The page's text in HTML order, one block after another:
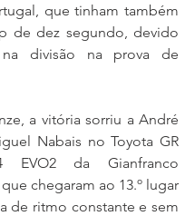
que tinham também
de dez segundo, devido
divisão na prova de
a vitória sorriu a André
Nabais no Toyota GR
EVO2 da Gianfranco
chegaram ao 13.º lugar
de ritmo constante e sem